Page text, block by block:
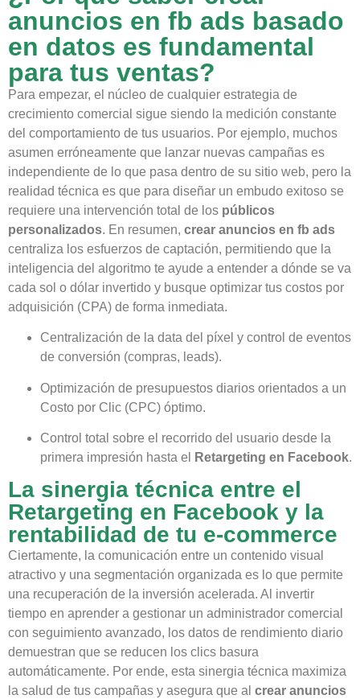
anuncios en fb ads basado
en datos es fundamental
para tus ventas?
Para empezar, el núcleo de cualquier estrategia de
crecimiento comercial sigue siendo la medición constante
del comportamiento de tus usuarios. Por ejemplo, muchos
asumen erróneamente que lanzar nuevas campañas es
independiente de lo que pasa dentro de su sitio web, pero la
realidad técnica es que para diseñar un embudo exitoso se
requiere una intervención total de los públicos
personalizados. En resumen, crear anuncios en fb ads
centraliza los esfuerzos de captación, permitiendo que la
inteligencia del algoritmo te ayude a entender a dónde se va
cada sol o dólar invertido y busque optimizar tus costos por
adquisición (CPA) de forma inmediata.
Centralización de la data del píxel y control de eventos
de conversión (compras, leads).
Optimización de presupuestos diarios orientados a un
Costo por Clic (CPC) óptimo.
Control total sobre el recorrido del usuario desde la
primera impresión hasta el
Retargeting en Facebook.
La sinergia técnica entre el
Retargeting en Facebook y la
rentabilidad de tu e-commerce
Ciertamente, la comunicación entre un contenido visual
atractivo y una segmentación organizada es lo que permite
una recuperación de la inversión acelerada. Al invertir
tiempo en aprender a gestionar un administrador comercial
con seguimiento avanzado, los datos de rendimiento diario
demuestran que se reducen los clics basura
automáticamente. Por ende, esta sinergia técnica maximiza
la salud de tus campañas y asegura que al crear anuncios